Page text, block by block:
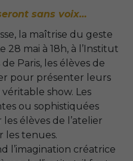
sans voix…
la maîtrise du geste
mai à 18h, à l’Institut
Paris, les élèves de
pour présenter leurs
show. Les
ou sophistiquées
élèves de l’atelier
les tenues.
créatrice